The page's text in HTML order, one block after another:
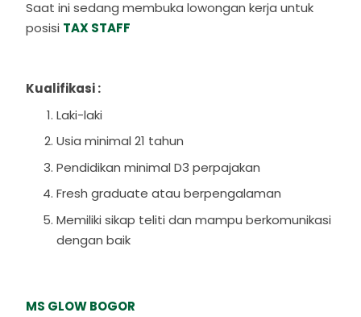
Saat ini sedang membuka lowongan kerja untuk
posisi TAX STAFF
Kualifikasi :
Laki-laki
Usia minimal 21 tahun
Pendidikan minimal D3 perpajakan
Fresh graduate atau berpengalaman
Memiliki sikap teliti dan mampu berkomunikasi
dengan baik
MS GLOW BOGOR